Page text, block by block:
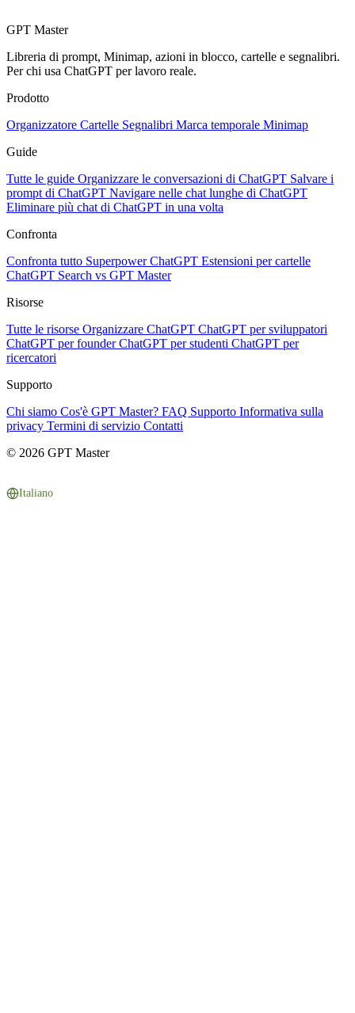
GPT Master
Libreria di prompt, Minimap, azioni in blocco, cartelle e segnalibri.
Per chi usa ChatGPT per lavoro reale.
Prodotto
Organizzatore Cartelle Segnalibri Marca temporale Minimap
Guide
Tutte le guide Organizzare le conversazioni di ChatGPT Salvare i
prompt di ChatGPT Navigare nelle chat lunghe di ChatGPT
Eliminare più chat di ChatGPT in una volta
Confronta
Confronta tutto Superpower ChatGPT Estensioni per cartelle
ChatGPT Search vs GPT Master
Risorse
Tutte le risorse Organizzare ChatGPT ChatGPT per sviluppatori
ChatGPT per founderChatGPT per studenti ChatGPT per
ricercatori
Supporto
Chi siamo Cos'è GPT Master? FAQ Supporto Informativa sulla
privacy Termini di servizio Contatti
© 2026 GPT Master
Italiano